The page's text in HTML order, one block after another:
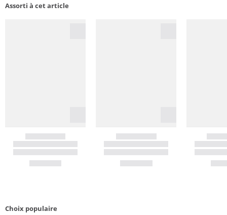
Assorti à cet article
Choix populaire